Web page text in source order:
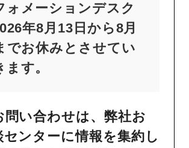
ォメーションデスク
年8月13日から8月
でお休みとさせてい
す。
問い合わせは、弊社お
センターに情報を集約し